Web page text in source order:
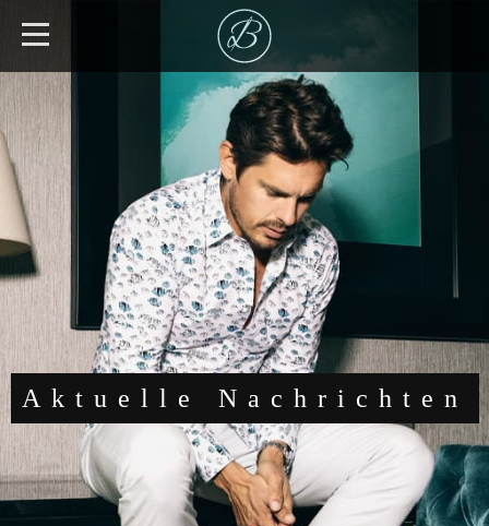
Aktuelle Nachrichten